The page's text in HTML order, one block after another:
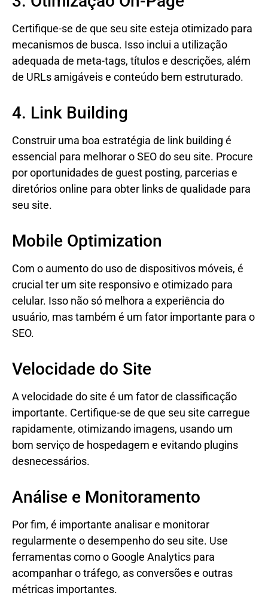
Certifique-se de que seu site esteja otimizado para
mecanismos de busca. Isso inclui a utilização
adequada de meta-tags, títulos e descrições, além
de URLs amigáveis e conteúdo bem estruturado.
4. Link Building
Construir uma boa estratégia de link building é
essencial para melhorar o SEO do seu site. Procure
por oportunidades de guest posting, parcerias e
diretórios online para obter links de qualidade para
seu site.
Mobile Optimization
Com o aumento do uso de dispositivos móveis, é
crucial ter um site responsivo e otimizado para
celular. Isso não só melhora a experiência do
usuário, mas também é um fator importante para o
SEO.
Velocidade do Site
A velocidade do site é um fator de classificação
importante. Certifique-se de que seu site carregue
rapidamente, otimizando imagens, usando um
bom serviço de hospedagem e evitando plugins
desnecessários.
Análise e Monitoramento
Por fim, é importante analisar e monitorar
regularmente o desempenho do seu site. Use
ferramentas como o Google Analytics para
acompanhar o tráfego, as conversões e outras
métricas importantes.